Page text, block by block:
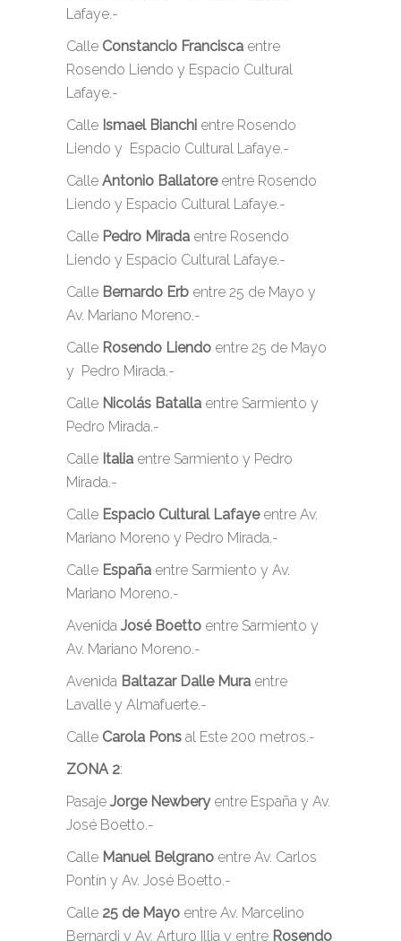
Lafaye.-
Calle Constancio Francisca entre
Rosendo Liendo y Espacio Cultural
Lafaye.-
Calle Ismael Bianchi entre Rosendo
Liendo y Espacio Cultural Lafaye.-
Calle Antonio Ballatoreentre Rosendo
Liendo y Espacio Cultural Lafaye.-
Calle Pedro Mirada entre Rosendo
Liendo y Espacio Cultural Lafaye.-
Calle Bernardo Erb entre 25 de Mayo y
Av. Mariano Moreno.-
Calle Rosendo Liendo entre 25 de Mayo
y Pedro Mirada.-
Calle Nicolás Batalla entre Sarmiento y
Pedro Mirada.-
Calle Italia entre Sarmiento y Pedro
Mirada.-
Calle Espacio Cultural Lafayeentre Av.
Mariano Moreno y Pedro Mirada.-
Calle España entre Sarmiento y Av.
Mariano Moreno.-
Avenida José Boetto entre Sarmiento y
Av. Mariano Moreno.-
Avenida Baltazar Dalle Mura entre
Lavalle y Almafuerte.-
Calle Carola Pons al Este 200 metros.-
ZONA 2:
Pasaje Jorge Newberyentre España y Av.
José Boetto.-
Calle Manuel Belgrano entre Av. Carlos
Pontín y Av. José Boetto.-
Calle 25 de Mayo entre Av. Marcelino
Bernardi y Av. Arturo Illia y entre Rosendo